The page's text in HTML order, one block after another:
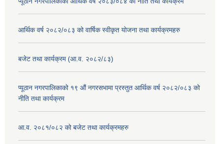
आर्थिक वर्ष २०८२/०८३ को वार्षिक स्वीकृत योजना तथा कार्यक्रमहरु
बजेट तथा कार्यक्रम (आ.व. २०८२/८३)
प्यूठान नगरपालिकाको १९ औं नगरसभामा प्रस्तुत आर्थिक वर्ष २०८२/०८३ को
नीति तथा कार्यक्रम
आ.व. २०८१/०८२ को बजेट तथा कार्यक्रमहरु